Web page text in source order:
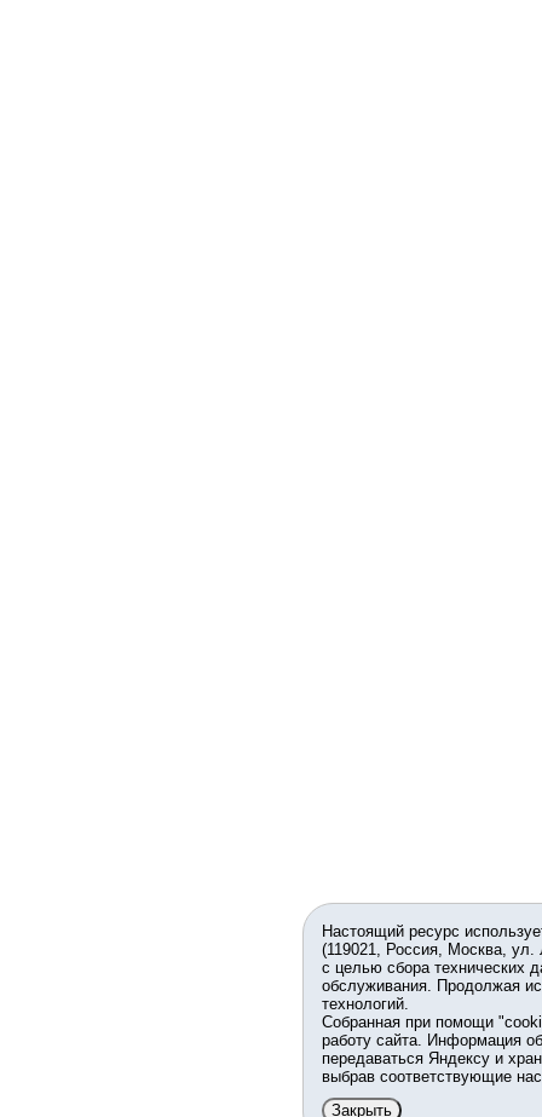
Настоящий ресурс
(119021, Россия, Москва,
с целью сбора технических
обслуживания. Продолжая
технологий.
Собранная при помощи
работу сайта. Информация
передаваться Яндексу и
выбрав соответствующие
Закрыть